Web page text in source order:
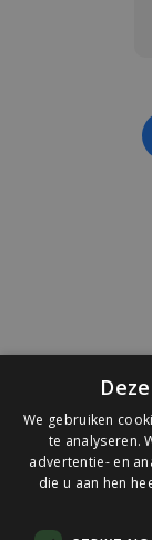
We gebruiken
te analyseren.
advertentie- en
die u aan hen